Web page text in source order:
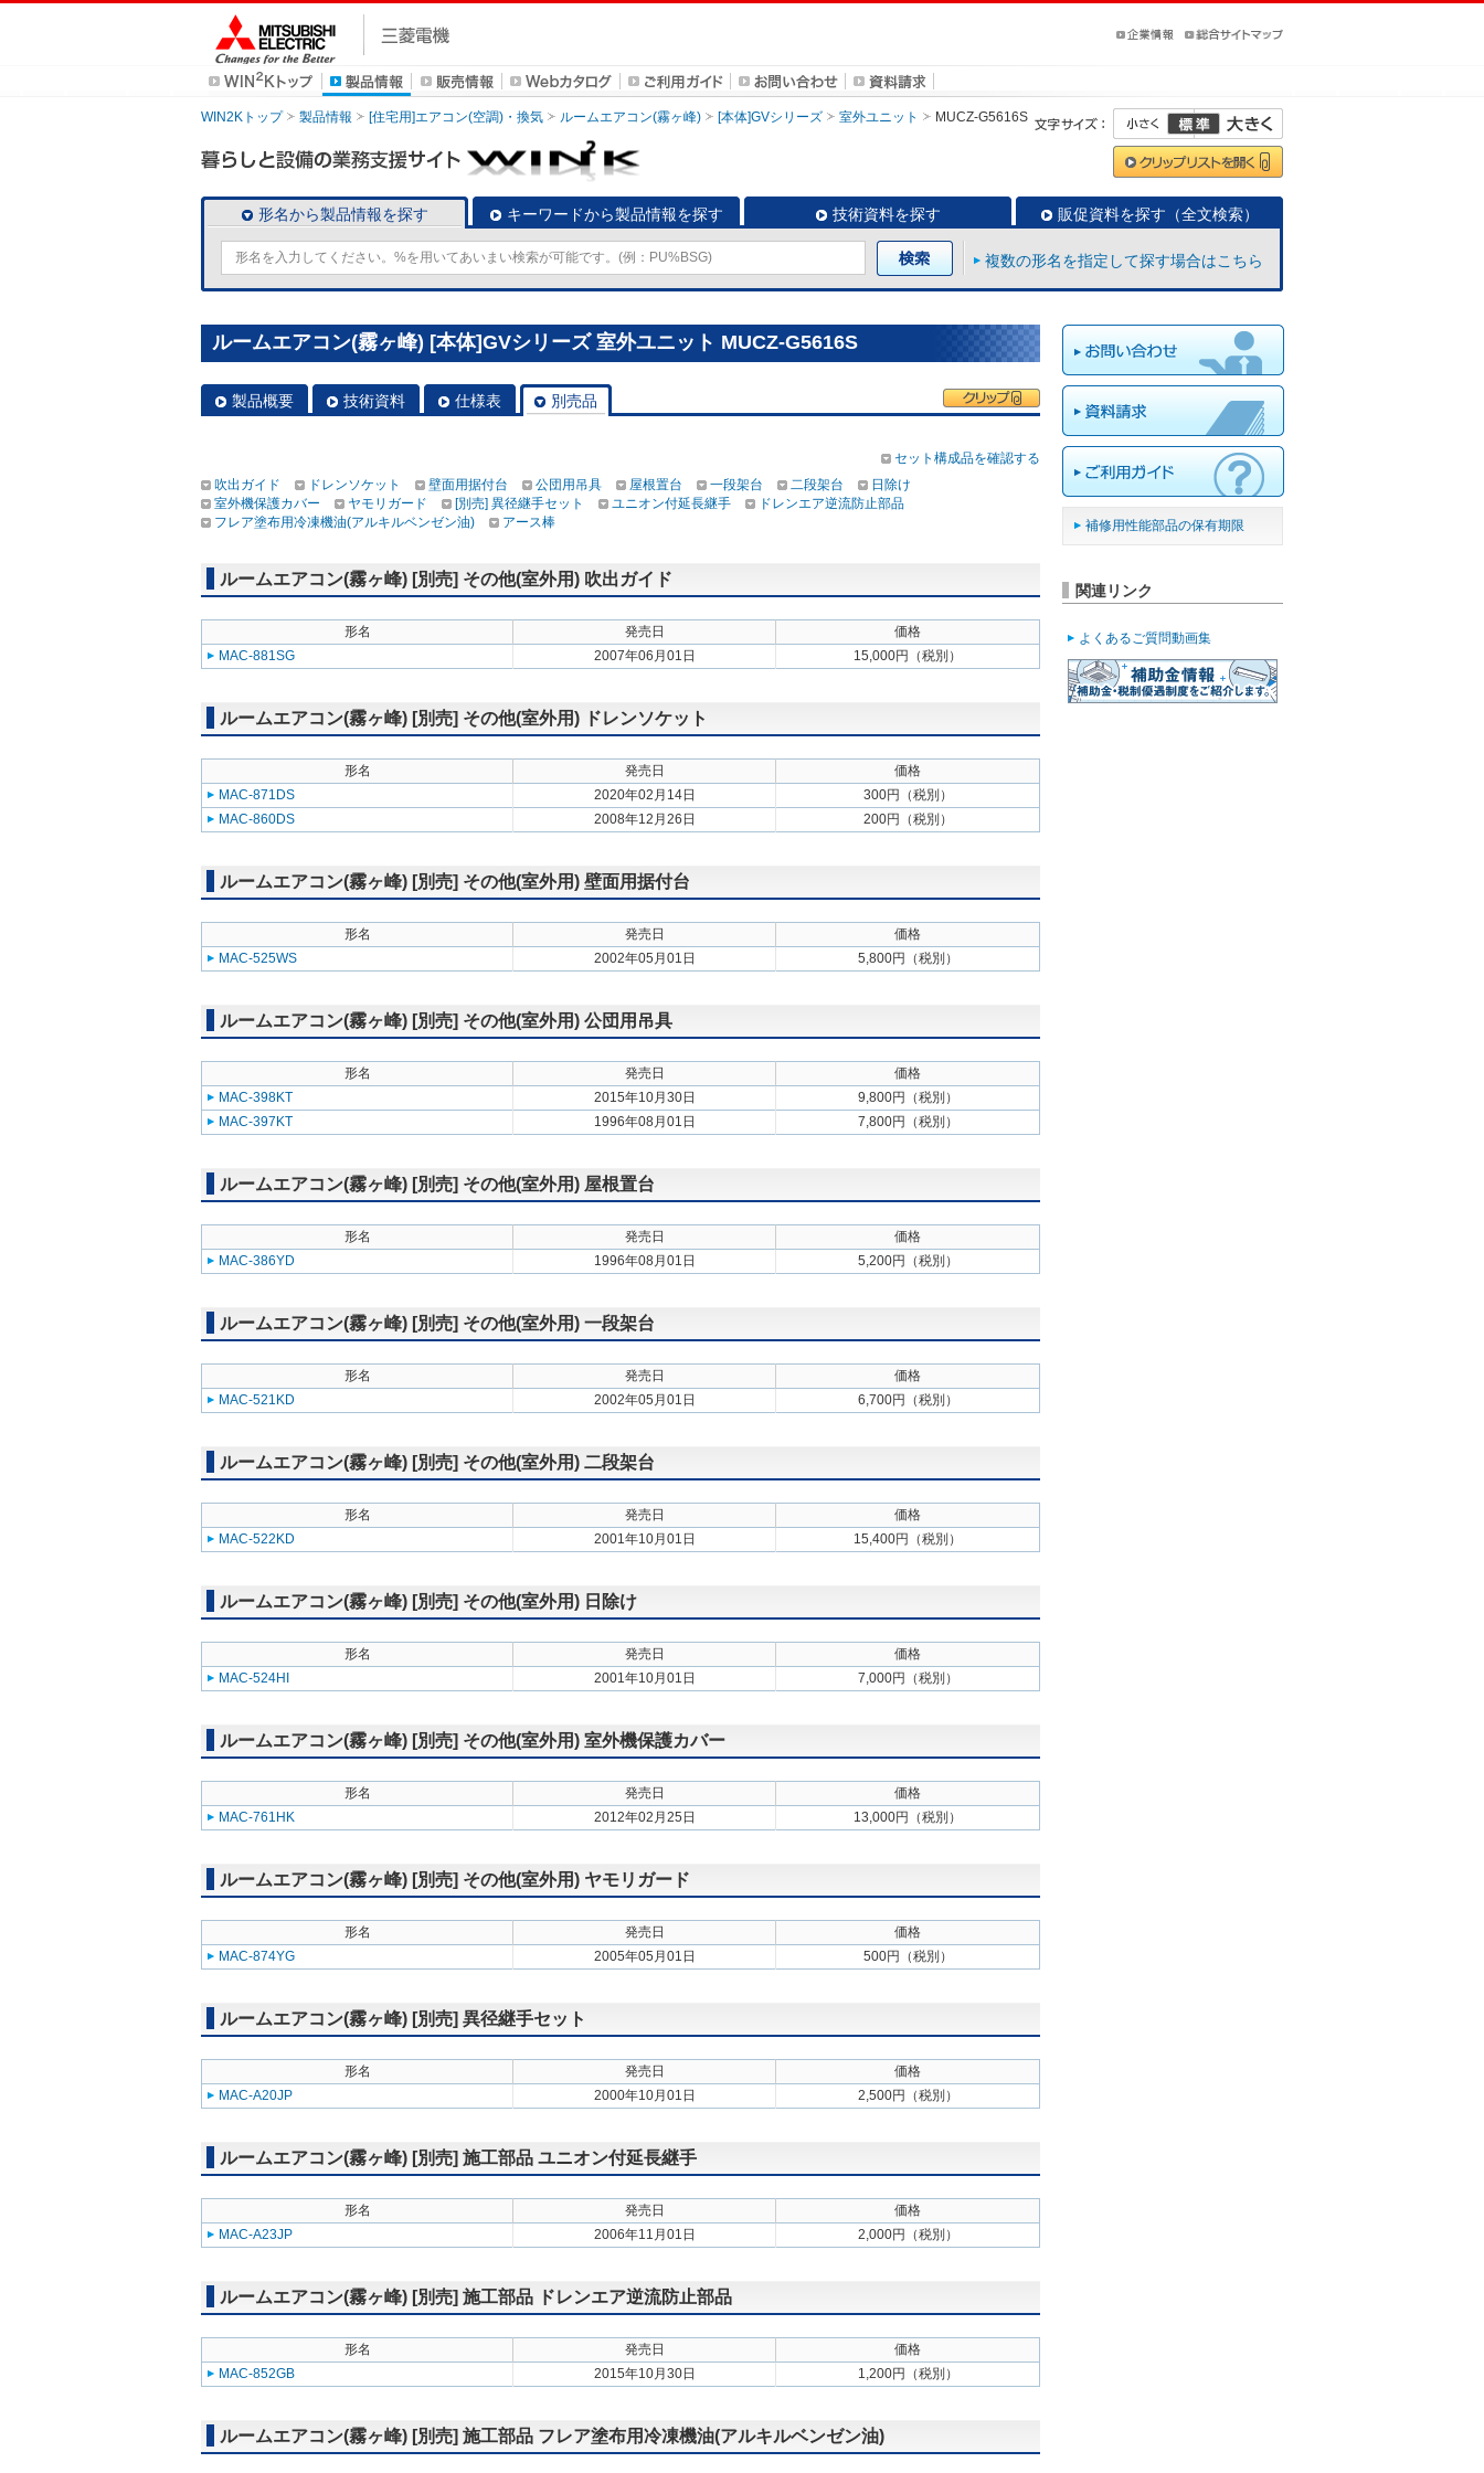
WIN2Kトップ 製品情報 [住宅用]エアコン(空調)・換気 ルームエアコン(霧ヶ峰) [本体]GVシリーズ 室外ユニット MUCZ-G5616S
形名から製品情報を探す キーワードから製品情報を探す 技術資料を探す 販促資料を探す（全文検索）
複数の形名を指定して探す場合はこちら
ルームエアコン(霧ヶ峰) [本体]GVシリーズ 室外ユニット MUCZ-G5616S
製品概要 技術資料 仕様表 別売品
セット構成品を確認する
吹出ガイド
ドレンソケット 壁面用据付台 公団用吊具 屋根置台 一段架台 二段架台
日除け
室外機保護カバー
ヤモリガード [別売] 異径継手セット ユニオン付延長継手
ドレンエア逆流防止部品
フレア塗布用冷凍機油(アルキルベンゼン油)
アース棒
ルームエアコン(霧ヶ峰) [別売] その他(室外用) 吹出ガイド
形名 発売日
価格
MAC-881SG
2007年06月01日 15,000円（税別）
ルームエアコン(霧ヶ峰) [別売] その他(室外用) ドレンソケット
形名 発売日
価格
MAC-871DS
2020年02月14日
300円（税別）
MAC-860DS
2008年12月26日 200円（税別）
ルームエアコン(霧ヶ峰) [別売] その他(室外用) 壁面用据付台
形名 発売日
価格
MAC-525WS
2002年05月01日 5,800円（税別）
ルームエアコン(霧ヶ峰) [別売] その他(室外用) 公団用吊具
形名 発売日
価格
MAC-398KT
2015年10月30日
9,800円（税別）
MAC-397KT
1996年08月01日 7,800円（税別）
ルームエアコン(霧ヶ峰) [別売] その他(室外用) 屋根置台
形名 発売日
価格
MAC-386YD
1996年08月01日 5,200円（税別）
ルームエアコン(霧ヶ峰) [別売] その他(室外用) 一段架台
形名 発売日
価格
MAC-521KD
2002年05月01日 6,700円（税別）
ルームエアコン(霧ヶ峰) [別売] その他(室外用) 二段架台
形名 発売日
価格
MAC-522KD
2001年10月01日 15,400円（税別）
ルームエアコン(霧ヶ峰) [別売] その他(室外用) 日除け
形名 発売日
価格
MAC-524HI
2001年10月01日 7,000円（税別）
ルームエアコン(霧ヶ峰) [別売] その他(室外用) 室外機保護カバー
形名 発売日
価格
MAC-761HK
2012年02月25日 13,000円（税別）
ルームエアコン(霧ヶ峰) [別売] その他(室外用) ヤモリガード
形名 発売日
価格
MAC-874YG
2005年05月01日 500円（税別）
ルームエアコン(霧ヶ峰) [別売] 異径継手セット
形名 発売日
価格
MAC-A20JP
2000年10月01日 2,500円（税別）
ルームエアコン(霧ヶ峰) [別売] 施工部品 ユニオン付延長継手
形名 発売日
価格
MAC-A23JP
2006年11月01日 2,000円（税別）
ルームエアコン(霧ヶ峰) [別売] 施工部品 ドレンエア逆流防止部品
形名 発売日
価格
MAC-852GB
2015年10月30日 1,200円（税別）
ルームエアコン(霧ヶ峰) [別売] 施工部品 フレア塗布用冷凍機油(アルキルベンゼン油)
補修用性能部品の保有期限
関連リンク
よくあるご質問動画集